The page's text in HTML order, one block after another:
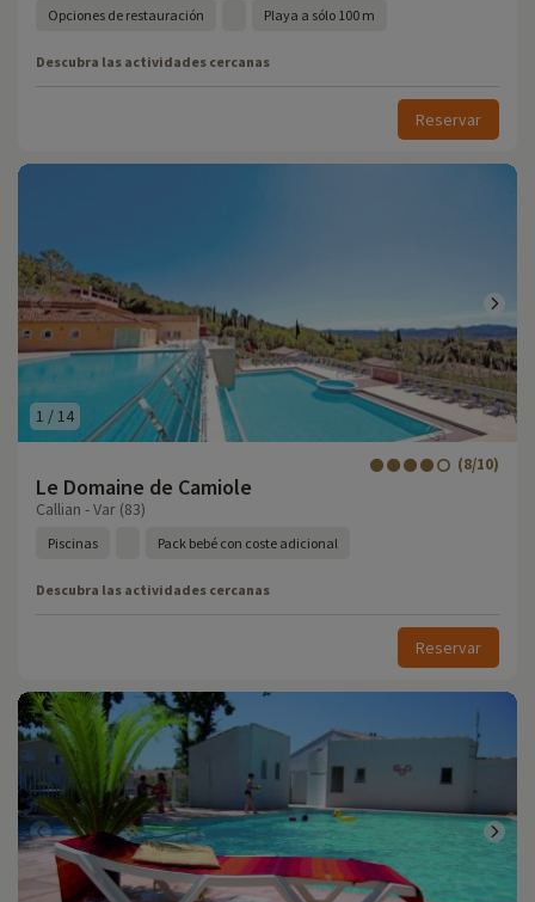
Opciones de restauración Playa a sólo 100 m
Descubra las actividades cercanas
Reservar
1 / 14
Le Domaine de Camiole
(8/10)
Callian - Var (83)
Piscinas Pack bebé con coste adicional
Descubra las actividades cercanas
Reservar